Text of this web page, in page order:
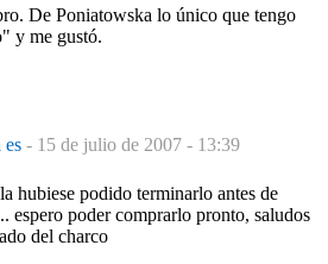
De Poniatowska lo único que tengo
y me gustó.
es - 15 de julio de 2007 - 13:39
hubiese podido terminarlo antes de
espero poder comprarlo pronto, saludos
del charco